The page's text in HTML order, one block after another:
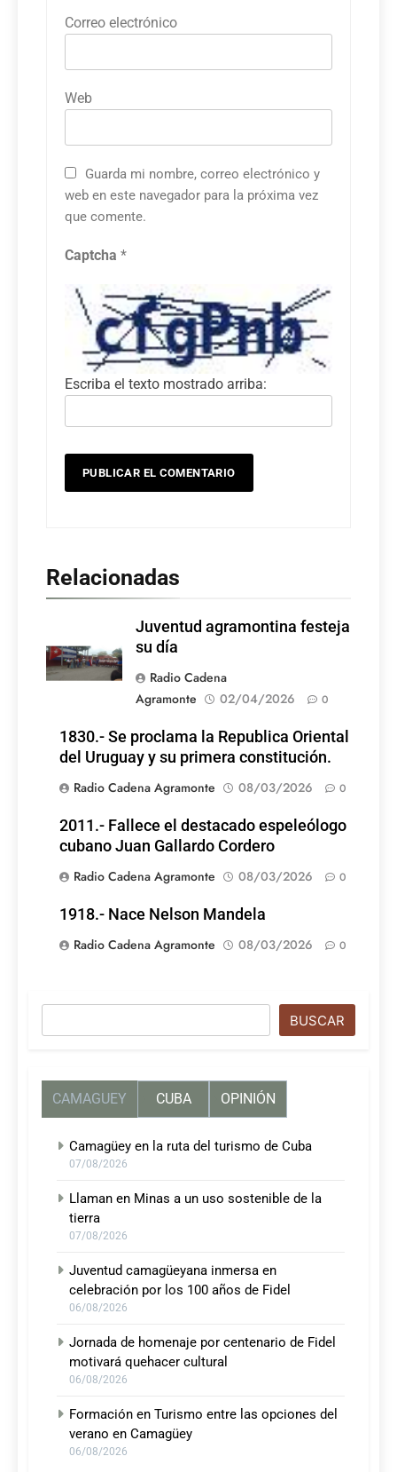
Correo electrónico
Web
Guarda mi nombre, correo electrónico y
web en este navegador para la próxima vez
que comente.
Captcha *
Escriba el texto mostrado arriba:
Relacionadas
Juventud agramontina festeja
su día
Radio Cadena
Agramonte
02/04/2026 0
1830.- Se proclama la Republica Oriental
del Uruguay y su primera constitución.
Radio Cadena Agramonte
08/03/2026 0
2011.- Fallece el destacado espeleólogo
cubano Juan Gallardo Cordero
Radio Cadena Agramonte
08/03/2026 0
1918.- Nace Nelson Mandela
Radio Cadena Agramonte
08/03/2026 0
BUSCAR
CAMAGUEY CUBA OPINIÓN
Camagüey en la ruta del turismo de Cuba
07/08/2026
Llaman en Minas a un uso sostenible de la
tierra
07/08/2026
Juventud camagüeyana inmersa en
celebración por los 100 años de Fidel
06/08/2026
Jornada de homenaje por centenario de Fidel
motivará quehacer cultural
06/08/2026
Formación en Turismo entre las opciones del
verano en Camagüey
06/08/2026